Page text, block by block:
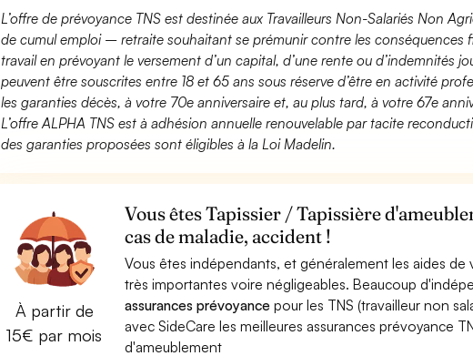
L’offre de prévoyance TNS est destinée aux Travailleurs Non-Salariés Non
de cumul emploi – retraite souhaitant se prémunir contre les conséquences
travail en prévoyant le versement d’un capital, d’une rente ou d’indemnités
peuvent être souscrites entre 18 et 65 ans sous réserve d’être en activité
les garanties décès, à votre 70e anniversaire et, au plus tard, à votre 67e
L’offre ALPHA TNS est à adhésion annuelle renouvelable par tacite
des garanties proposées sont éligibles à la Loi Madelin.
À partir de
15€ par mois
Vous êtes Tapissier / Tapissière
cas de maladie, accident !
Vous êtes indépendants, et généralement les aides de
très importantes voire négligeables. Beaucoup
assurances prévoyancepour les TNS (travailleur non
avec SideCare les meilleures assurances prévoyance
d'ameublement